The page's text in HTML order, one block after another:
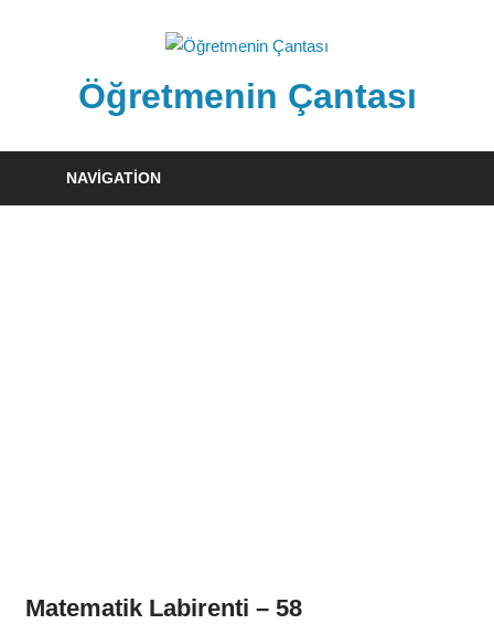
Öğretmenin Çantası
Çantsından
NAVIGATION
Matematik Labirenti – 58